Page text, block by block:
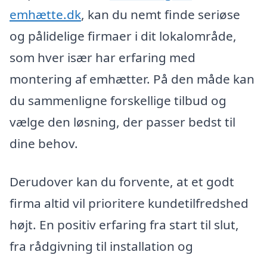
emhætte.dk, kan du nemt finde seriøse
og pålidelige firmaer i dit lokalområde,
som hver især har erfaring med
montering af emhætter. På den måde kan
du sammenligne forskellige tilbud og
vælge den løsning, der passer bedst til
dine behov.
Derudover kan du forvente, at et godt
firma altid vil prioritere kundetilfredshed
højt. En positiv erfaring fra start til slut,
fra rådgivning til installation og